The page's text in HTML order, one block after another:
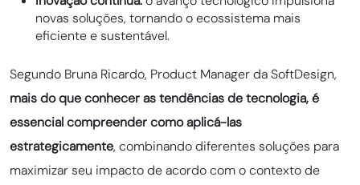
novas soluções, tornando o ecossistema mais
eficiente e sustentável.
Segundo Bruna Ricardo, Product Manager da SoftDesign,
mais do que conhecer as tendências de tecnologia, é
essencial compreender como aplicá-las
estrategicamente, combinando diferentes soluções para
maximizar seu impacto de acordo com o contexto de